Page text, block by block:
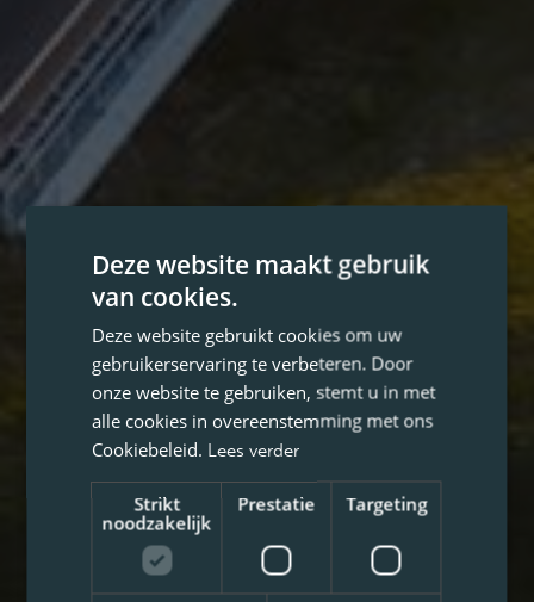
Deze website maakt gebruik
van cookies.
Deze website gebruikt cookies om uw
gebruikerservaring te verbeteren. Door
onze website te gebruiken, stemt u in met
alle cookies in overeenstemming met ons
Cookiebeleid. Lees verder
Strikt
noodzakelijk
Prestatie Targeting